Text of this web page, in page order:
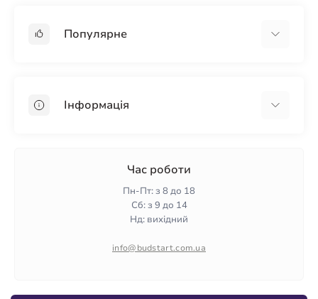
Популярне
ПінопластІнформація
Гарантія та повернення
Політика конфіденційності
Час роботи
Пн-Пт: з 8 до 18
Сб: з 9 до 14
Нд: вихідний
info@budstart.com.ua